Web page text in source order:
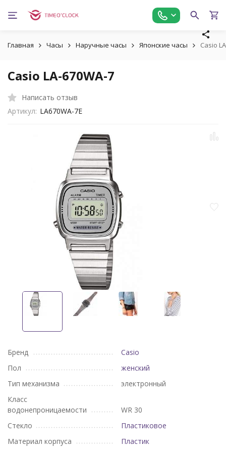
Главная Часы Наручные часы Японские часы Casio
Casio LA-670WA-7
Написать отзыв
Артикул: LA670WA-7E
Бренд
Casio
Пол
женский
Тип механизма
электронный
Класс
водонепроницаемости
WR 30
Стекло
Пластиковое
Материал корпуса
Пластик